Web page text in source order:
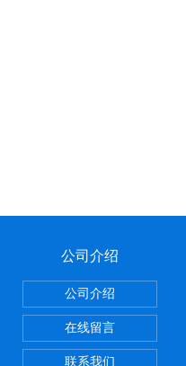
公司介绍
公司介绍
在线留言
联系我们